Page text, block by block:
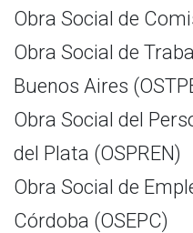
Obra Social de
Obra Social de
Buenos Aires
Obra Social del
del Plata (OSPREN)
Obra Social de
Córdoba (OSEPC)